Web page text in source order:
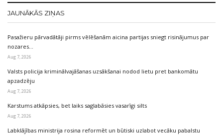
JAUNĀKĀS ZIŅAS
Pasažieru pārvadātāji pirms vēlēšanām aicina partijas sniegt risinājumus par
nozares…
Aug 7, 2026
Valsts policija kriminālvajāšanas uzsākšanai nodod lietu pret bankomātu
apzadzēju
Aug 7, 2026
Karstums atkāpsies, bet laiks saglabāsies vasarīgi silts
Aug 7, 2026
Labklājības ministrija rosina reformēt un būtiski uzlabot vecāku pabalstu